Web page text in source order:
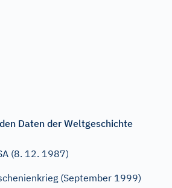
Daten der Weltgeschichte
(8. 12. 1987)
(September 1999)